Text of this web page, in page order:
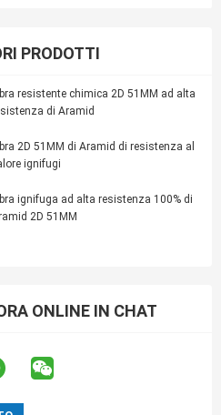
PRODOTTI
resistente chimica 2D 51MM ad alta
di Aramid
2D 51MM di Aramid di resistenza al
ignifugi
ignifuga ad alta resistenza 100% di
2D 51MM
ONLINE IN CHAT